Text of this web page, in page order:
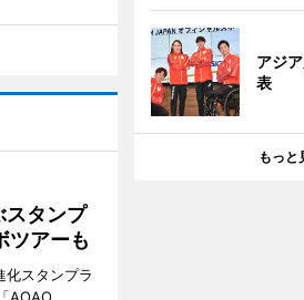
スタンプ
アーも
化スタンプラ
アジ
表
もっと